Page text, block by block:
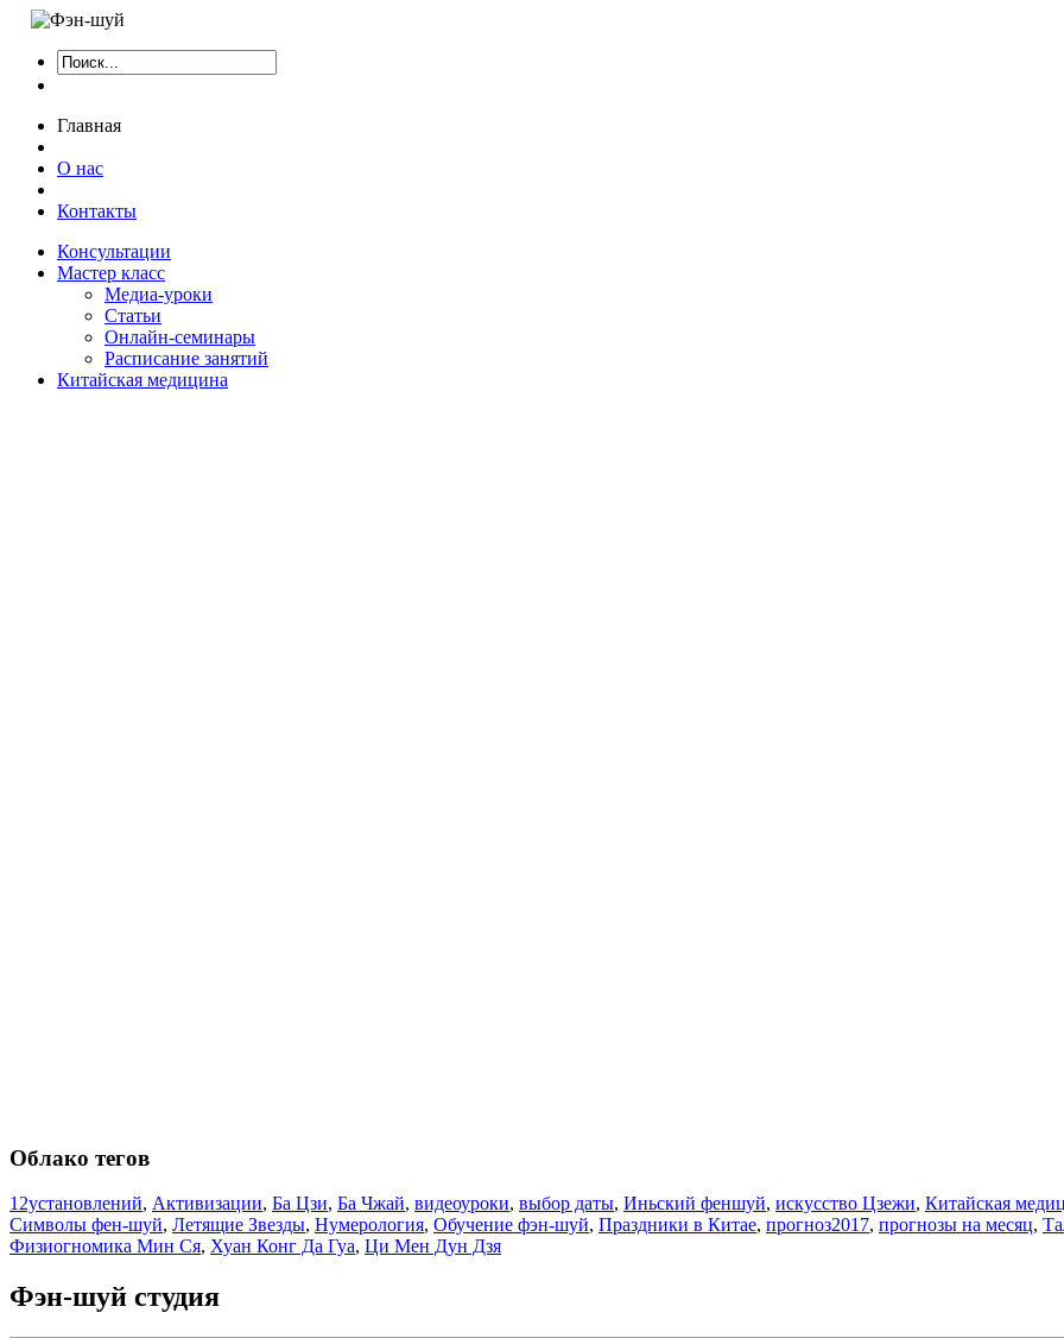
Главная
О нас
Контакты
Консультации
Мастер класс
Медиа-уроки
Статьи
Онлайн-семинары
Расписание занятий
Китайская медицина
Облако тегов
12установлений, Активизации, Ба Цзи, Ба Чжай, видеоуроки, выбор даты, Иньский феншуй, искусство Цзежи, Китайская
Символы фен-шуй, Летящие Звезды, Нумерология, Обучение фэн-шуй, Праздники в Китае, прогноз2017, прогнозы на месяц,
Физиогномика Мин Ся, Хуан Конг Да Гуа, Ци Мен Дун Дзя
Фэн-шуй студия